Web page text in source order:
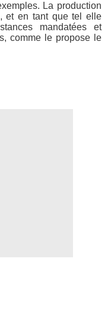
La production
et en tant que tel elle
mandatées et
comme le propose le